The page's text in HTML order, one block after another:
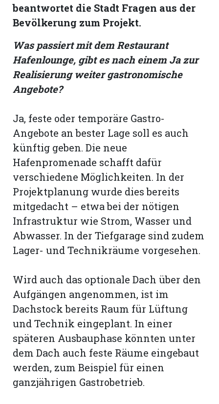
beantwortet die Stadt Fragen aus der
Bevölkerung zum Projekt.
Was passiert mit dem Restaurant
Hafenlounge, gibt es nach einem Ja zur
Realisierung weiter gastronomische
Angebote?
Ja, feste oder temporäre Gastro-
Angebote an bester Lage soll es auch
künftig geben. Die neue
Hafenpromenade schafft dafür
verschiedene Möglichkeiten. In der
Projektplanung wurde dies bereits
mitgedacht – etwa bei der nötigen
Infrastruktur wie Strom, Wasser und
Abwasser. In der Tiefgarage sind zudem
Lager- und Technikräume vorgesehen.
Wird auch das optionale Dach über den
Aufgängen angenommen, ist im
Dachstock bereits Raum für Lüftung
und Technik eingeplant. In einer
späteren Ausbauphase könnten unter
dem Dach auch feste Räume eingebaut
werden, zum Beispiel für einen
ganzjährigen Gastrobetrieb.